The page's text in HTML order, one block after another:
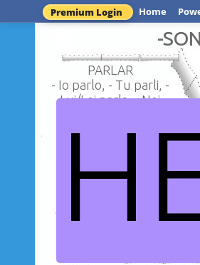
Premium Login Home
-SON
PARLAR
- Io parlo, - Tu parli, -
Lui/Lei parla, - Noi
parliate, - Loro
PAGAR
Lei/Lui paga, -